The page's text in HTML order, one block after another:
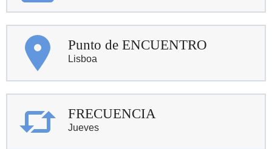
Punto de ENCUENTRO
Lisboa
FRECUENCIA
Jueves